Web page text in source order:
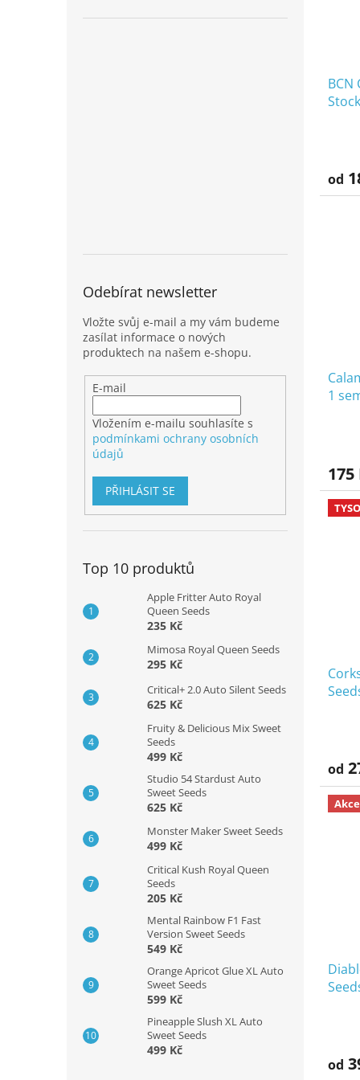
Odebírat newsletter
Vložte svůj e-mail a my vám budeme
zasílat informace o nových
produktech na našem e-shopu.
E-mail
Vložením e-mailu souhlasíte s
podmínkami ochrany osobních
údajů
PŘIHLÁSIT SE
Top 10 produktů
Apple Fritter Auto Royal
Queen Seeds
235 Kč
Mimosa Royal Queen Seeds
295 Kč
Critical+ 2.0 Auto Silent Seeds
625 Kč
Fruity & Delicious Mix Sweet
Seeds
499 Kč
Studio 54 Stardust Auto
Sweet Seeds
625 Kč
Monster Maker Sweet Seeds
499 Kč
Critical Kush Royal Queen
Seeds
205 Kč
Mental Rainbow F1 Fast
Version Sweet Seeds
549 Kč
Orange Apricot Glue XL Auto
Sweet Seeds
599 Kč
Pineapple Slush XL Auto
Sweet Seeds
499 Kč
BCN
od
1
175
od
Akce
od